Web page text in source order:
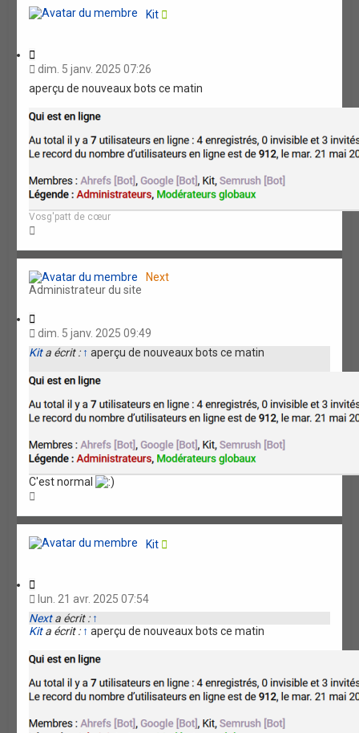
Kit
C
a
i
n
dim. 5 janv. 2025 07:26
aperçu de nouveaux bots ce matin
Vosg'patt de cœur
u
Next
Administrateur du site
C
a
i
n
dim. 5 janv. 2025 09:49
Kita écrit : ↑ aperçu de nouveaux bots ce matin
C'est normal
u
Kit
C
a
t
o
lun. 21 avr. 2025 07:54
Nexta écrit : ↑
Kita écrit : ↑ aperçu de nouveaux bots ce matin